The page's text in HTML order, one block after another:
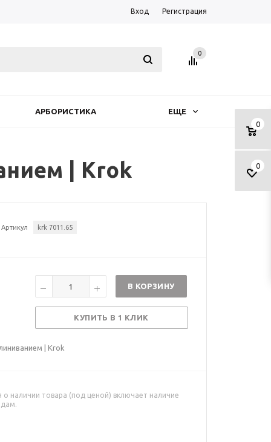
Вход Регистрация
0
0
0
АРБОРИСТИКА ЕЩЕ
| Krok
Артикул krk 7011.65
В КОРЗИНУ
КУПИТЬ В 1 КЛИК
| Krok
наличии товара (под ценой) включает наличие